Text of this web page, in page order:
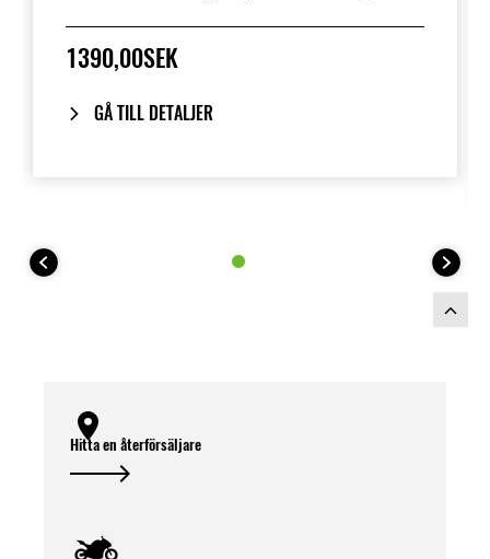
1390,00SEK
GÅ TILL DETALJER
Hitta en återförsäljare